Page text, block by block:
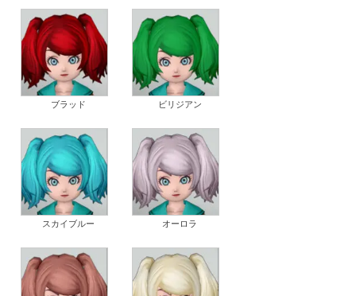
ブラッド ビリジアン
スカイブルー オーロラ